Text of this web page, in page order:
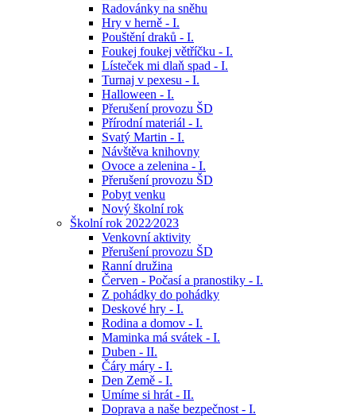
Radovánky na sněhu
Hry v herně - I.
Pouštění draků - I.
Foukej foukej větříčku - I.
Lísteček mi dlaň spad - I.
Turnaj v pexesu - I.
Halloween - I.
Přerušení provozu ŠD
Přírodní materiál - I.
Svatý Martin - I.
Návštěva knihovny
Ovoce a zelenina - I.
Přerušení provozu ŠD
Pobyt venku
Nový školní rok
Školní rok 2022⁄2023
Venkovní aktivity
Přerušení provozu ŠD
Ranní družina
Červen - Počasí a pranostiky - I.
Z pohádky do pohádky
Deskové hry - I.
Rodina a domov - I.
Maminka má svátek - I.
Duben - II.
Čáry máry - I.
Den Země - I.
Umíme si hrát - II.
Doprava a naše bezpečnost - I.